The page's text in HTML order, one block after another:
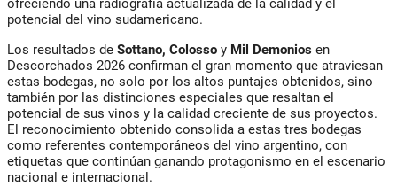
ofreciendo una radiografía actualizada de la calidad y el
potencial del vino sudamericano.
Los resultados de Sottano, Colosso y Mil Demonios en
Descorchados 2026 confirman el gran momento que atraviesan
estas bodegas, no solo por los altos puntajes obtenidos, sino
también por las distinciones especiales que resaltan el
potencial de sus vinos y la calidad creciente de sus proyectos.
El reconocimiento obtenido consolida a estas tres bodegas
como referentes contemporáneos del vino argentino, con
etiquetas que continúan ganando protagonismo en el escenario
nacional e internacional.